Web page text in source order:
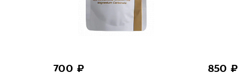
700 ₽ 850 ₽